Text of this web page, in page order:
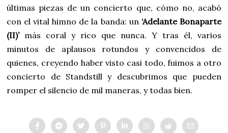
últimas piezas de un concierto que, cómo no, acabó
con el vital himno de la banda: un‘Adelante Bonaparte
(II)’más coral y rico que nunca. Y tras él, varios
minutos de aplausos rotundos y convencidos de
quienes, creyendo haber visto casi todo, fuimos a otro
concierto de Standstill y descubrimos que pueden
romper el silencio de mil maneras, y todas bien.